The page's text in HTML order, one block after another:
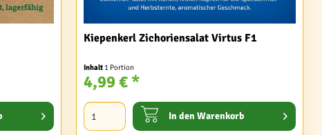
Kiepenkerl Zichoriensalat Virtus F1
Inhalt 1 Portion
4,99 € *
In den Warenkorb